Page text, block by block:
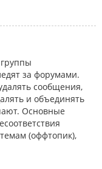
за форумами.
сообщения,
и объединять
Основные
(оффтопик),